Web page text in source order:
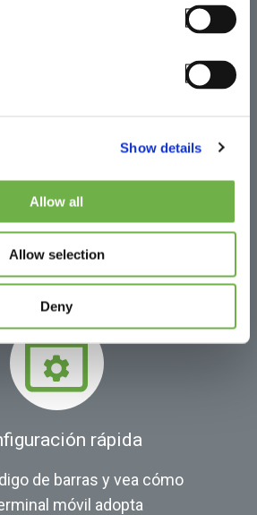
Show details
Allow all
Allow selection
Deny
sus terminales por rangos
rápida
de barras y vea cómo
móvil adopta